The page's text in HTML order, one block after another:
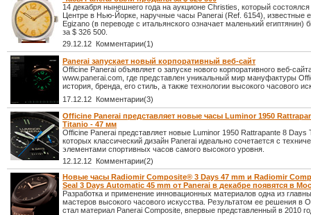
14 декабря нынешнего года на аукционе Сhristies, который
Центре в Нью-Йорке, наручные часы Panerai (Ref. 6154), известные
Egizano (в переводе с итальянского означает маленький египтянин)
за $ 326 500.
29.12.12 Комментарии(1)
Panerai запускает новый корпоративный веб-сайт
Officine Panerai объявляет о запуске нового корпоративного веб-
www.panerai.com, где представлен уникальный мир мануфактуры
история, бренда, его стиль, а также технологии высокого часового
17.12.12 Комментарии(3)
Officine Panerai представляет новые часы Luminor 1950
Titanio - 47 мм
Officine Panerai представляет новые Luminor 1950 Rattrapante 8 Days
которых классический дизайн Panerai идеально сочетается с
элементами спортивных часов самого высокого уровня.
12.12.12 Комментарии(2)
Новые часы Radiomir Composite® 3 Days 47 mm и Radiomir
Seal 3 Days Automatic 45 mm от Panerai в декабре появятся в
Разработка и применение инновационных материалов одна из
мастеров высокого часового искусства. Результатом ее решения в
стал материал Panerai Composite, впервые представленный в 2010